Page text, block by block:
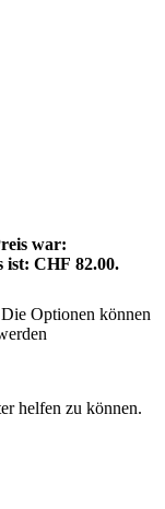
war:
CHF 82.00.
Optionen können
helfen zu können.